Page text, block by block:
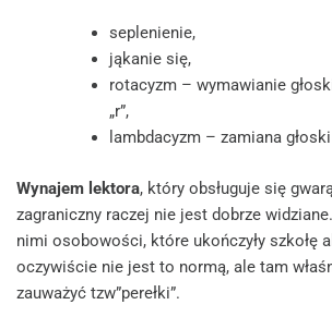
seplenienie,
jąkanie się,
rotacyzm – wymawianie
„r”,
lambdacyzm – zamiana głoski
Wynajem lektora, który obsługuje się
zagraniczny raczej nie jest dobrze
nimi osobowości, które ukończyły szkołę
oczywiście nie jest to normą, ale tam
zauważyć tzw”perełki”.